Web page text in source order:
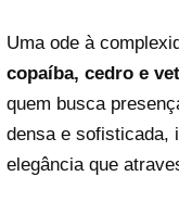
Uma ode à
copaíba, cedro e
quem busca
densa e sofisticada,
elegância que